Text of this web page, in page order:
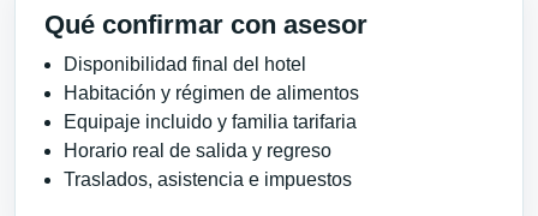
Qué confirmar con asesor
Disponibilidad final del hotel
Habitación y régimen de alimentos
Equipaje incluido y familia tarifaria
Horario real de salida y regreso
Traslados, asistencia e impuestos